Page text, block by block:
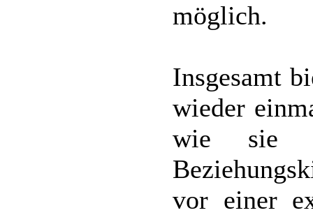
möglich.
Insgesamt
wieder
wie sie
vor einer